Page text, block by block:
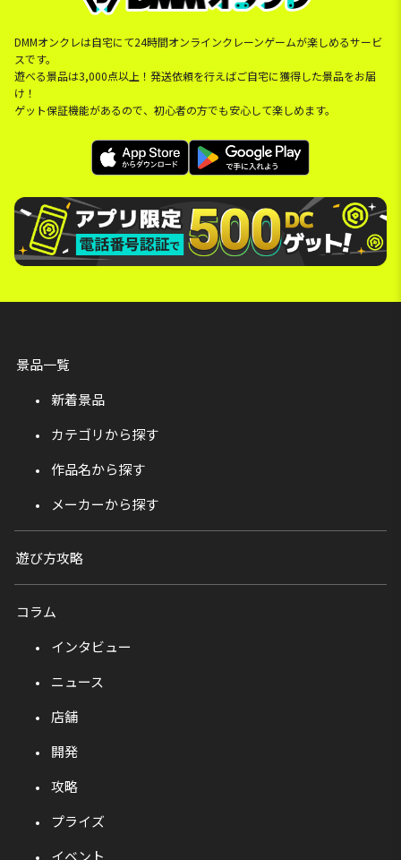
DMMオンクレは自宅にて24時間オンラインクレーンゲームが楽しめるサービ
スです。
遊べる景品は3,000点以上！発送依頼を行えばご自宅に獲得した景品をお届
け！
ゲット保証機能があるので、初心者の方でも安心して楽しめます。
景品一覧
新着景品
カテゴリから探す
作品名から探す
メーカーから探す
遊び方攻略
コラム
インタビュー
ニュース
店舗
開発
攻略
プライズ